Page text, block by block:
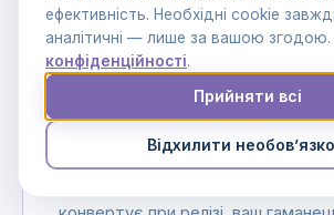
Хочете продати
ефективність. Необхідні cookie
аналітичні — лише за вашою згодою.
конфіденційності.
Відхилити
Прийняти всі